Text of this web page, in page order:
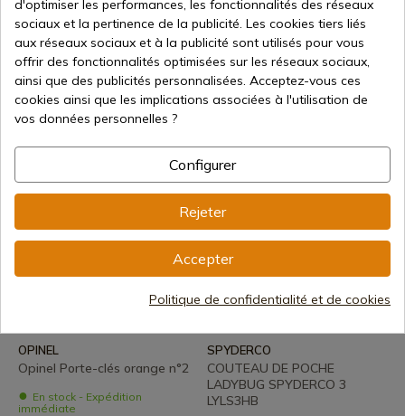
REF: 2269
OPINEL
Porte-clés N&deg04 Bleu
Foncé
En stock - Expédition
immédiate
11,17 €
REF: 2268
OPINEL
Porte-clés Opinel N-04 Noir
En stock - Expédition
immédiate
Voir le produit
REF: 2272
OPINEL
Opinel Porte-clés orange n°2
En stock - Expédition
immédiate
Voir le produit
REF: LYLS3HB
SPYDERCO
COUTEAU DE POCHE
LADYBUG SPYDERCO 3
LYLS3HB
d'optimiser les performances, les fonctionnalités des réseaux
sociaux et la pertinence de la publicité. Les cookies tiers liés
aux réseaux sociaux et à la publicité sont utilisés pour vous
offrir des fonctionnalités optimisées sur les réseaux sociaux,
ainsi que des publicités personnalisées. Acceptez-vous ces
cookies ainsi que les implications associées à l'utilisation de
vos données personnelles ?
Configurer
Rejeter
Accepter
Politique de confidentialité et de cookies